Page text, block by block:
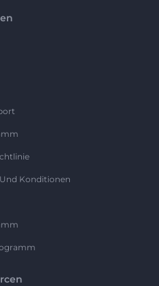
Konditionen